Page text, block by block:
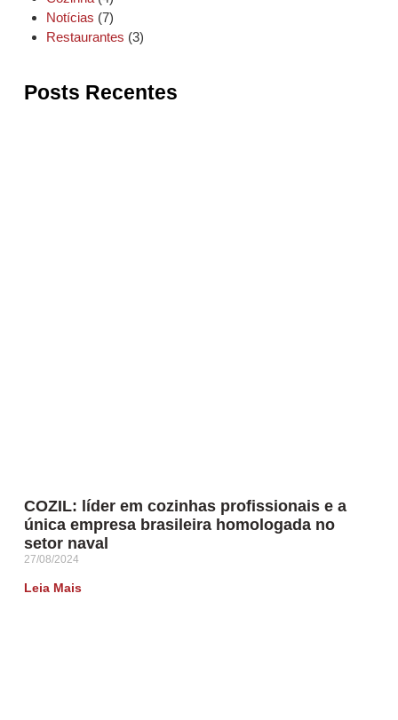
Notícias (7)
Restaurantes (3)
Posts Recentes
COZIL: líder em cozinhas profissionais e a
única empresa brasileira homologada no
setor naval
27/08/2024
Leia Mais